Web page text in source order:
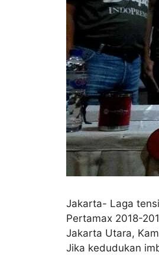
Jakarta- Laga
Pertamax 2018-
Jakarta Utara,
Jika kedudukan